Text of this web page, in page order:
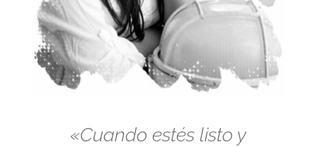
«Cuando estés listo y